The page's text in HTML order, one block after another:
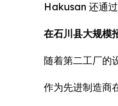
Hakusan 还通
在石川县大规模
随着第二工厂的
作为先进制造商